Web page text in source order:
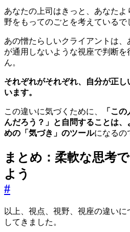
あなたの上司はきっと、あなた
野をもってのごとを考えているで
あの憎たらしいクライアントは、
が通用しないような視座で判断
ん。
それぞれがそれぞれ、自分が正
います。
この違いに気づくために、
「こ
んだろう？」と自問することは
めの「気づき」のツールになるの
まとめ：柔軟な思考
よう
#
以上、視点、視野、視座の違い
してきました。